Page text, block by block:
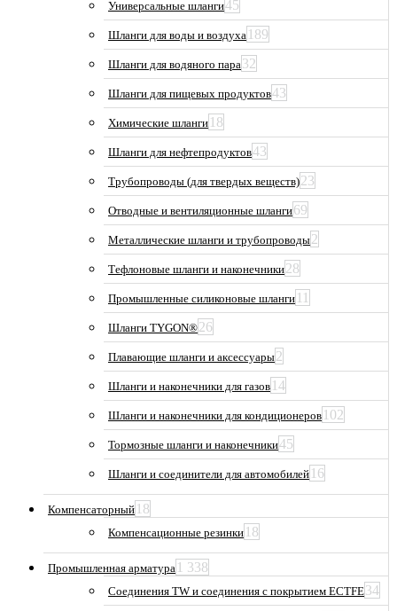
Универсальные шланги45
Шланги для воды и воздуха 189
Шланги для водяного пара32
Шланги для пищевых продуктов43
Химические шланги 18
Шланги для нефтепродуктов43
Трубопроводы (для твердых веществ)23
Отводные и вентиляционные шланги69
Металлические шланги и трубопроводы2
Тефлоновые шланги и наконечники28
Промышленные силиконовые шланги 11
Шланги TYGON®26
Плавающие шланги и аксессуары2
Шланги и наконечники для газов 14
Шланги и наконечники для кондиционеров 102
Тормозные шланги и наконечники45
Шланги и соединители для автомобилей 16
Компенсаторный 18
Компенсационные резинки 18
Промышленная арматура 1 338
Соединения TW и соединения с покрытием ECTFE34